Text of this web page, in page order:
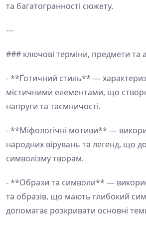
та багатогранності сюжету.
---
### ключові терміни, предмети та
- **Ґотичний стиль** —
містичними елементами, що
напруги та таємничості.
- **Міфологічні мотиви** —
народних вірувань та легенд, що
символізму творам.
- **Образи та символи** —
та образів, що мають глибокий
допомагає розкривати основні